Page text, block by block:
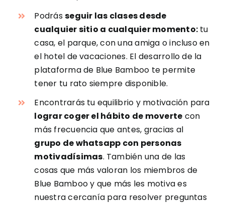
Podrásseguir las clases desde
cualquier sitio a cualquier momento: tu
casa, el parque, con una amiga o incluso en
el hotel de vacaciones. El desarrollo de la
plataforma de Blue Bamboo te permite
tener tu rato siempre disponible.
Encontrarás tu equilibrio y motivación para
lograr coger el hábito de moverte con
más frecuencia que antes, gracias al
grupo de whatsapp con personas
motivadísimas. También una de las
cosas que más valoran los miembros de
Blue Bamboo y que más les motiva es
nuestra cercanía para resolver preguntas